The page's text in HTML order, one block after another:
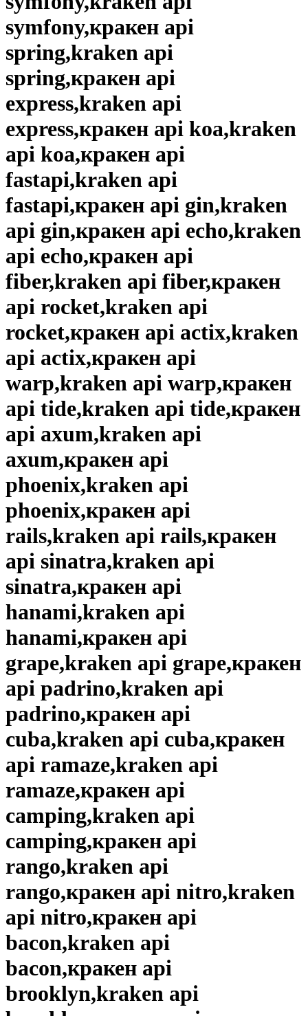
symfony,кракен api
spring,kraken api
spring,кракен api
express,kraken api
express,кракен api koa,kraken
api koa,кракен api
fastapi,kraken api
fastapi,кракен api gin,kraken
api gin,кракен api echo,kraken
api echo,кракен api
fiber,kraken api fiber,кракен
api rocket,kraken api
rocket,кракен api actix,kraken
api actix,кракен api
warp,kraken api warp,кракен
api tide,kraken api tide,кракен
api axum,kraken api
axum,кракен api
phoenix,kraken api
phoenix,кракен api
rails,kraken api rails,кракен
api sinatra,kraken api
sinatra,кракен api
hanami,kraken api
hanami,кракен api
grape,kraken api grape,кракен
api padrino,kraken api
padrino,кракен api
cuba,kraken api cuba,кракен
api ramaze,kraken api
ramaze,кракен api
camping,kraken api
camping,кракен api
rango,kraken api
rango,кракен api nitro,kraken
api nitro,кракен api
bacon,kraken api
bacon,кракен api
brooklyn,kraken api